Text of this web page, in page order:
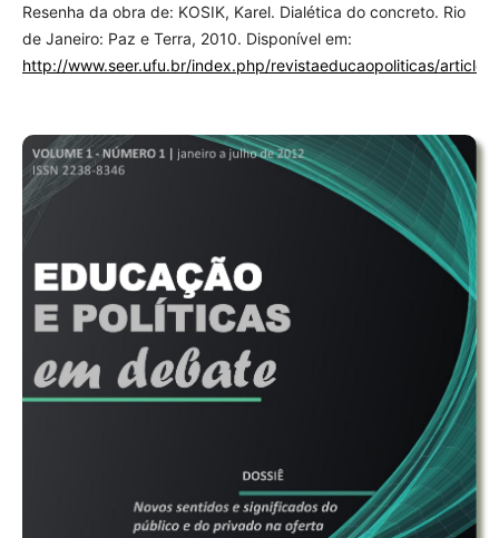
Resenha da obra de: KOSIK, Karel. Dialética do concreto. Rio
de Janeiro: Paz e Terra, 2010. Disponível em:
http://www.seer.ufu.br/index.php/revistaeducaopoliticas/article/